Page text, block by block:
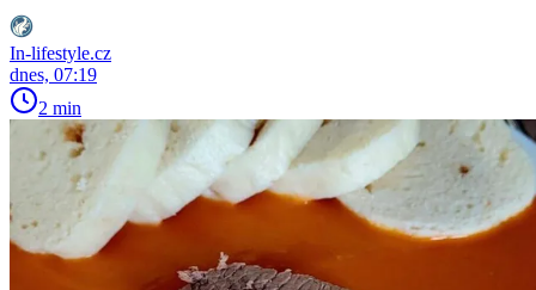
In-lifestyle.cz
dnes, 07:19
2 min